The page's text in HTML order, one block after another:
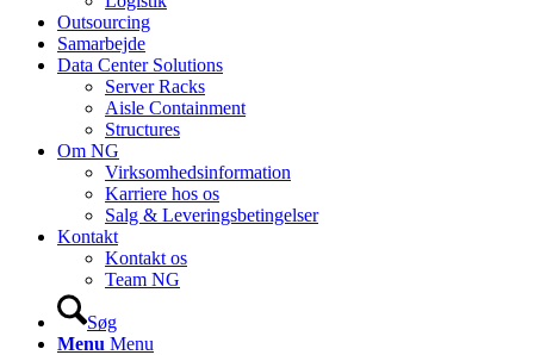
Outsourcing
Samarbejde
Data Center Solutions
Server Racks
Aisle Containment
Structures
Om NG
Virksomhedsinformation
Karriere hos os
Salg & Leveringsbetingelser
Kontakt
Kontakt os
Team NG
Søg
Menu Menu